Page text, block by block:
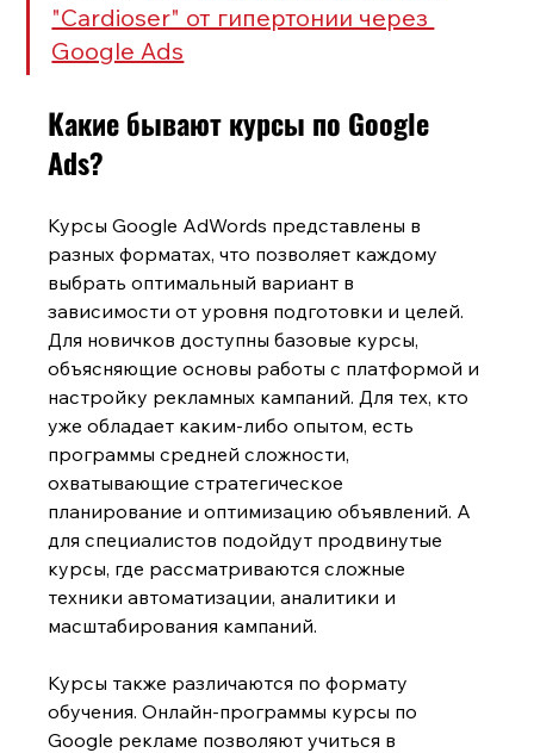
"Cardioser" от гипертонии через
Google Ads
Какие бывают курсы по Google
Ads?
Курсы Google AdWords представлены в
разных форматах, что позволяет каждому
выбрать оптимальный вариант в
зависимости от уровня подготовки и целей.
Для новичков доступны базовые курсы,
объясняющие основы работы с платформой и
настройку рекламных кампаний. Для тех, кто
уже обладает каким-либо опытом, есть
программы средней сложности,
охватывающие стратегическое
планирование и оптимизацию объявлений. А
для специалистов подойдут продвинутые
курсы, где рассматриваются сложные
техники автоматизации, аналитики и
масштабирования кампаний.
Курсы также различаются по формату
обучения. Онлайн-программы курсы по
Google рекламе позволяют учиться в